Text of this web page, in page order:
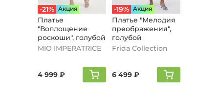
-21% Aкция
Платье
"Воплощение
роскоши", голубой
MIO IMPERATRICE
4 999 ₽
-19% Aкция
Платье "Мелодия
преображения",
голубой
Frida Collection
6 499 ₽